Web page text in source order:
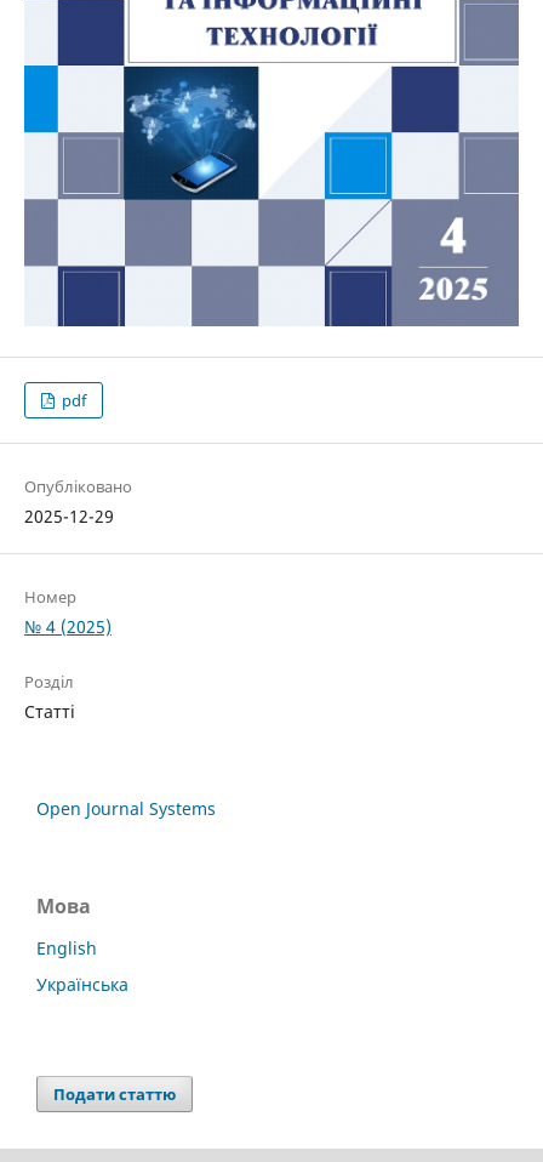
pdf
Опубліковано
2025-12-29
Номер
№ 4 (2025)
Розділ
Статті
Open Journal Systems
Мова
English
Українська
Подати статтю